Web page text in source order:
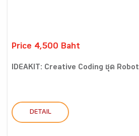
Price 4,500 Baht
IDEAKIT: Creative Coding ชุด Robot
DETAIL